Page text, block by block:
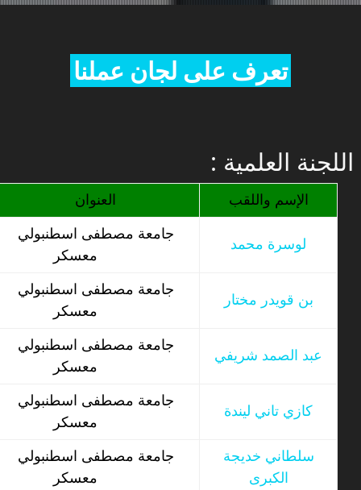
تعرف على لجان عملنا
: اللجنة العلمية
العنوان الإسم واللقب
جامعة مصطفى اسطنبولي
لوسرة محمد
جامعة مصطفى اسطنبولي
بن قويدر مختار
جامعة مصطفى اسطنبولي
عبد الصمد شريفي
جامعة مصطفى اسطنبولي
كازي تاني ليندة
جامعة مصطفى اسطنبولي
سلطاني خديجة
الكبرى